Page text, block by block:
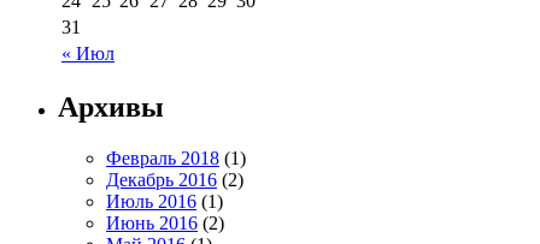
« Июл
31
Архивы
Февраль 2018 (1)
Декабрь 2016 (2)
Июль 2016 (1)
Июнь 2016 (2)